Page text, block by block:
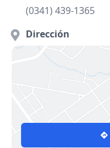
(0341) 439-1365
Dirección